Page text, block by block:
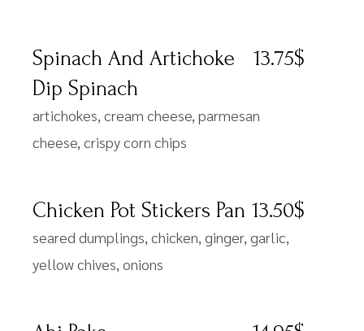
Spinach And Artichoke
Dip Spinach
13.75$
artichokes, cream cheese, parmesan
cheese, crispy corn chips
Chicken Pot Stickers Pan 13.50$
seared dumplings, chicken, ginger, garlic,
yellow chives, onions